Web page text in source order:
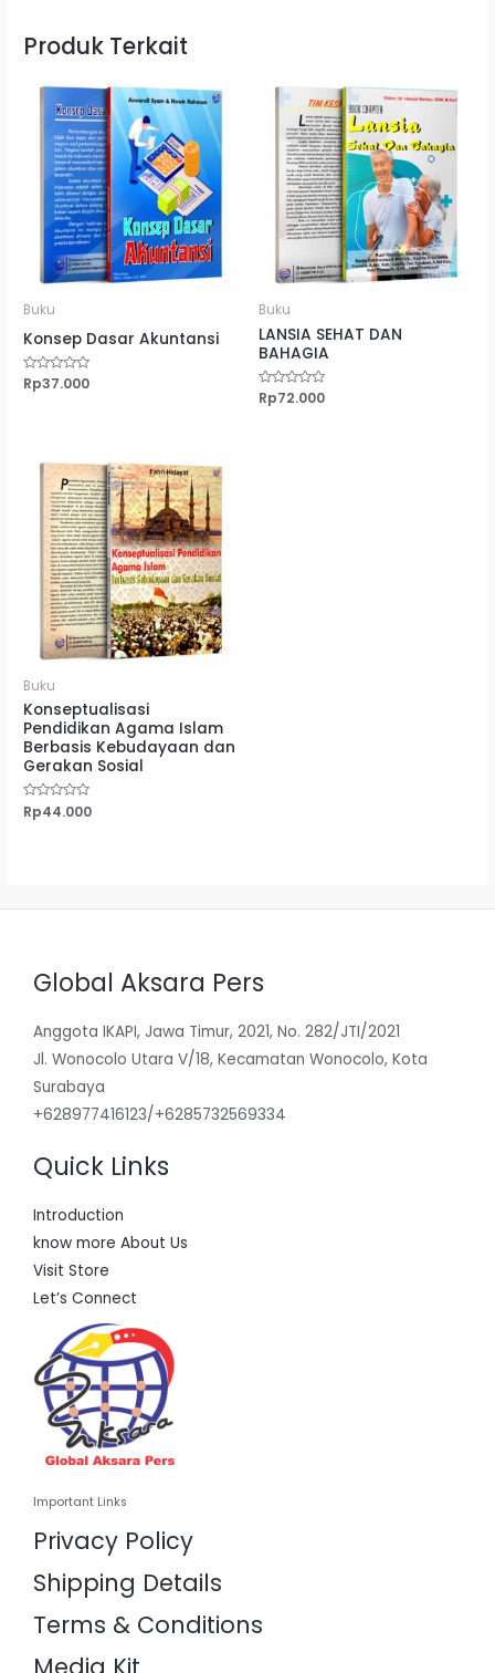
Produk Terkait
Buku
Konsep Dasar Akuntansi
Dinilai
Rp37.000
Buku
LANSIA SEHAT DAN
BAHAGIA
Dinilai
Rp72.000
Buku
Konseptualisasi
Pendidikan Agama Islam
Berbasis Kebudayaan dan
Gerakan Sosial
Dinilai
0
Rp44.000
Global Aksara Pers
Anggota IKAPI, Jawa Timur, 2021, No. 282/JTI/2021
Jl. Wonocolo Utara V/18, Kecamatan Wonocolo, Kota
Surabaya
+628977416123/+6285732569334
Quick Links
Introduction
know more About Us
Visit Store
Let’s Connect
Important Links
Privacy Policy
Shipping Details
Terms & Conditions